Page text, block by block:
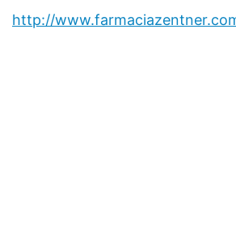
http://